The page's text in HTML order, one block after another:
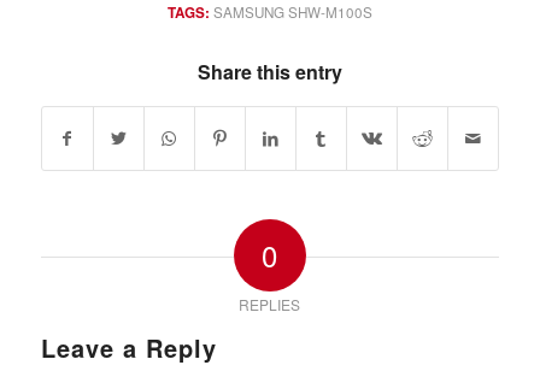
TAGS: SAMSUNG SHW-M100S
Share this entry
0
REPLIES
Leave a Reply